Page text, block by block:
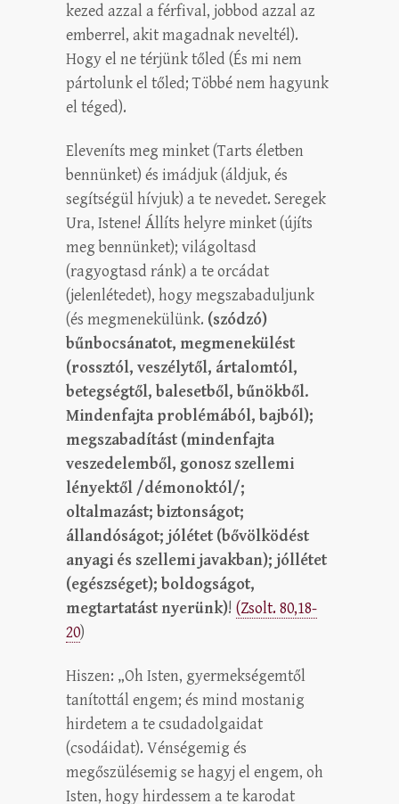
kezed azzal a férfival, jobbod azzal az
emberrel, akit magadnak neveltél).
Hogy el ne térjünk tőled (És mi nem
pártolunk el tőled; Többé nem hagyunk
el téged).
Eleveníts meg minket (Tarts életben
bennünket) és imádjuk (áldjuk, és
segítségül hívjuk) a te nevedet. Seregek
Ura, Istene! Állíts helyre minket (újíts
meg bennünket); világoltasd
(ragyogtasd ránk) a te orcádat
(jelenlétedet), hogy megszabaduljunk
(és megmenekülünk. (szódzó)
bűnbocsánatot, megmenekülést
(rossztól, veszélytől, ártalomtól,
betegségtől, balesetből, bűnökből.
Mindenfajta problémából, bajból);
megszabadítást (mindenfajta
veszedelemből, gonosz szellemi
lényektől /démonoktól/;
oltalmazást; biztonságot;
állandóságot; jólétet (bővölködést
anyagi és szellemi javakban); jóllétet
(egészséget); boldogságot,
megtartatást nyerünk)! (Zsolt. 80,18-
20)
Hiszen: „Oh Isten, gyermekségemtől
tanítottál engem; és mind mostanig
hirdetem a te csudadolgaidat
(csodáidat). Vénségemig és
megőszülésemig se hagyj el engem, oh
Isten, hogy hirdessem a te karodat